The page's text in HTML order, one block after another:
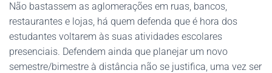
Não bastassem as aglomerações em ruas, bancos,
restaurantes e lojas, há quem defenda que é hora dos
estudantes voltarem às suas atividades escolares
presenciais. Defendem ainda que planejar um novo
semestre/bimestre à distância não se justifica, uma vez ser